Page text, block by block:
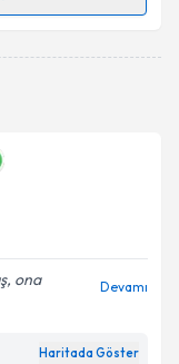
bir takvim
Aydınlatma
belirtilen
ona
Devamı
Haritada Göster